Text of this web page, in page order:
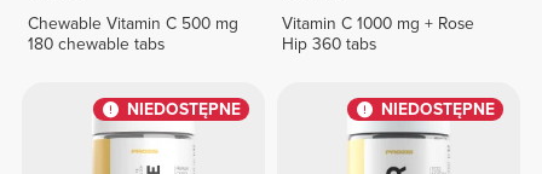
Chewable Vitamin C 500 mg
180 chewable tabs
Vitamin C 1000 mg + Rose
Hip 360 tabs
NIEDOSTĘPNE NIEDOSTĘPNE